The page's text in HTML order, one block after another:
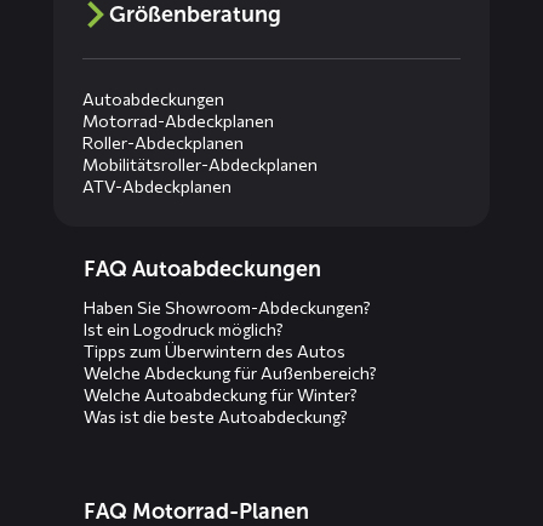
Größenberatung
Autoabdeckungen
Motorrad-Abdeckplanen
Roller-Abdeckplanen
Mobilitätsroller-Abdeckplanen
ATV-Abdeckplanen
menusFAQ Autoabdeckungen
Haben Sie Showroom-Abdeckungen?
Ist ein Logodruck möglich?
Tipps zum Überwintern des Autos
Welche Abdeckung für Außenbereich?
Welche Autoabdeckung für Winter?
Was ist die beste Autoabdeckung?
FAQ Motorrad-Planen